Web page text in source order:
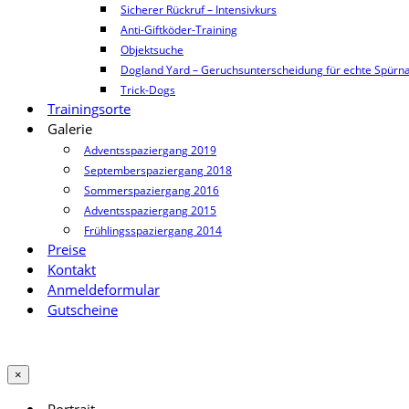
Sicherer Rückruf – Intensivkurs
Anti-Giftköder-Training
Objektsuche
Dogland Yard – Geruchsunterscheidung für echte
Trick-Dogs
Trainingsorte
Galerie
Adventsspaziergang 2019
Septemberspaziergang 2018
Sommerspaziergang 2016
Adventsspaziergang 2015
Frühlingsspaziergang 2014
Preise
Kontakt
Anmeldeformular
Gutscheine
×